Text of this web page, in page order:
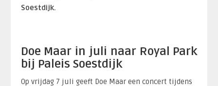
Soestdijk.
Doe Maar in juli naar Royal Park
bij Paleis Soestdijk
Op vrijdag 7 juli geeft Doe Maar een concert tijdens